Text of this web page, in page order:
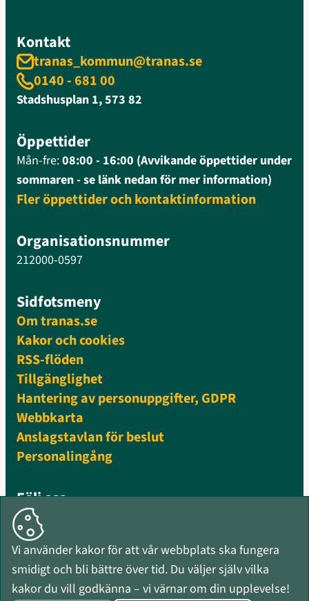
Kontakt
tranas_kommun@tranas.se
0140 - 681 00
Stadshusplan 1, 573 82
Öppettider
Mån-fre:08:00 - 16:00 (Avvikande öppettider under
sommaren - se länk nedan för mer information)
Fler öppettider och kontaktinformation
Organisationsnummer
212000-0597
Sidfotsmeny
Om tranas.se
Kakor och cookies
RSS-flöden
Tillgänglighet
Hantering av personuppgifter, GDPR
Webbkarta
Anslagstavlan för beslut
Personalingång
Följ oss
Facebook
Instagram
Mynewsdesk
RSS-flöden
Vi använder kakor för att vår webbplats ska fungera
smidigt och bli bättre över tid. Du väljer själv vilka
kakor du vill godkänna – vi värnar om din upplevelse!